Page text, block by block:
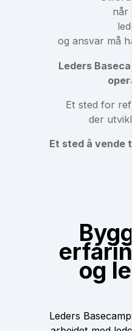
når
og ansvar må
Leders
Et sted for
der
Et sted å vende
og
Leders